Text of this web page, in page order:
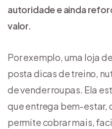
autoridade e ainda
valor.
Por exemplo, uma loja de
posta dicas de treino,
de vender roupas. Ela
que entrega bem-estar,
permite cobrar mais,